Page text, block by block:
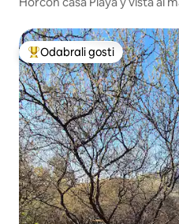
Među najviše rangiranima s
Odabrali gosti